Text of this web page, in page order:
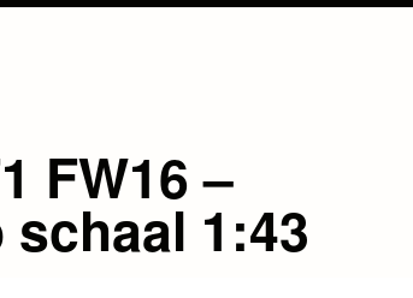
FW16 –
1:43